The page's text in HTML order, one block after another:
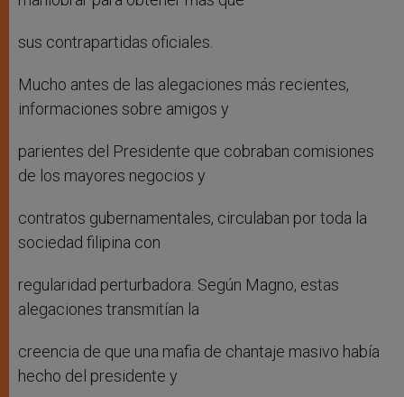
sus contrapartidas oficiales.
Mucho antes de las alegaciones más recientes,
informaciones sobre amigos y
parientes del Presidente que cobraban comisiones
de los mayores negocios y
contratos gubernamentales, circulaban por toda la
sociedad filipina con
regularidad perturbadora. Según Magno, estas
alegaciones transmitían la
creencia de que una mafia de chantaje masivo había
hecho del presidente y